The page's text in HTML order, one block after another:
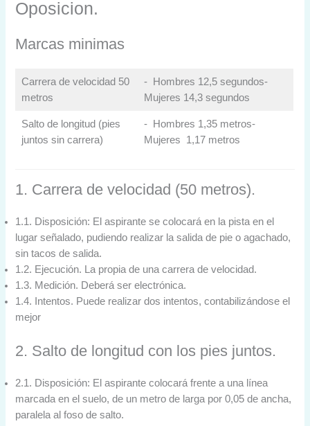
Oposicion.
Marcas minimas
Carrera de velocidad 50
metros
- Hombres 12,5 segundos-
Mujeres 14,3 segundos
Salto de longitud (pies
juntos sin carrera)
- Hombres 1,35 metros-
Mujeres 1,17 metros
1. Carrera de velocidad (50 metros).
1.1. Disposición: El aspirante se colocará en la pista en el
lugar señalado, pudiendo realizar la salida de pie o agachado,
sin tacos de salida.
1.2. Ejecución. La propia de una carrera de velocidad.
1.3. Medición. Deberá ser electrónica.
1.4. Intentos. Puede realizar dos intentos, contabilizándose el
mejor
2. Salto de longitud con los pies juntos.
2.1. Disposición: El aspirante colocará frente a una línea
marcada en el suelo, de un metro de larga por 0,05 de ancha,
paralela al foso de salto.